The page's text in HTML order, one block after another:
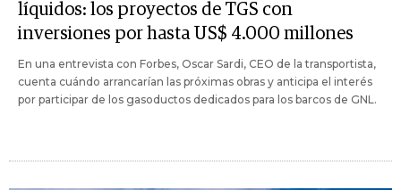
líquidos: los proyectos de TGS con
inversiones por hasta US$ 4.000 millones
En una entrevista con Forbes, Oscar Sardi, CEO de la transportista,
cuenta cuándo arrancarían las próximas obras y anticipa el interés
por participar de los gasoductos dedicados para los barcos de GNL.